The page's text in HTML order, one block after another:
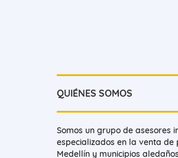
QUIÉNES SOMOS
Somos un grupo de asesores
especializados en la venta
Medellín y municipios